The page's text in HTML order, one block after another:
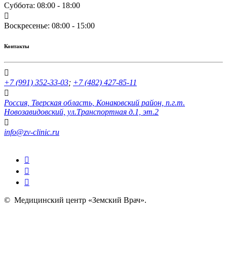
Суббота: 08:00 - 18:00
Воскресенье: 08:00 - 15:00
Контакты
+7 (991) 352-33-03; +7 (482) 427-85-11
Россия, Тверская область, Конаковский район, п.г.т.
Новозавидовский, ул.Транспортная д.1, эт.2
info@zv-clinic.ru
© Медицинский центр «Земский Врач».